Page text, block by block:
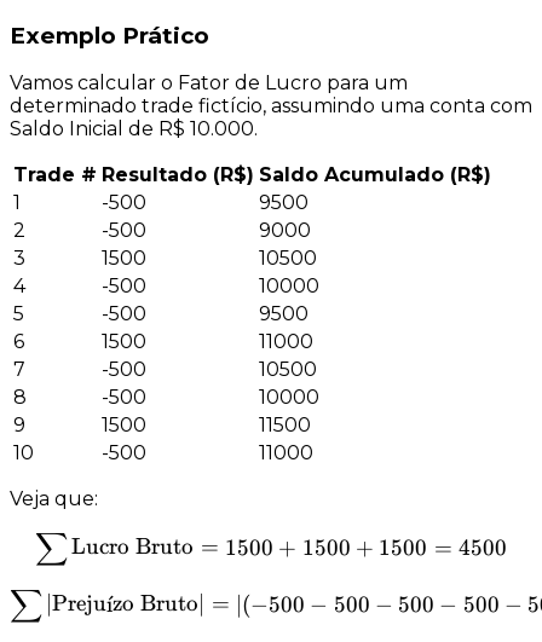
Exemplo Prático
Vamos calcular o Fator de Lucro para um
determinado trade fictício, assumindo uma conta com
Saldo Inicial de R$ 10.000.
Trade # Resultado (R$) Saldo Acumulado (R$)
1
-500
9500
2
-500
9000
3
1500
10500
4
-500
10000
5
-500
9500
6
1500
11000
7
-500
10500
8
-500
10000
9
1500
11500
10
-500
11000
Veja que:
\sum{\text{Lucro Bruto}}
∑Lucro Bruto = 1500 + 1500 + 1500 = 4500
\sum{|\text{Prejuízo
∑ ∣Prejuı
ˊzo Bruto = ∣(−500 − 500 − 500 − 500 −